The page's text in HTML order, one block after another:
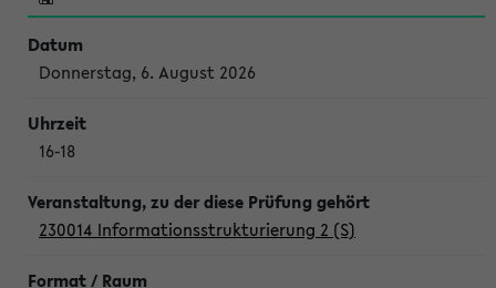
Donnerstag, 6. August 2026
16-18
230014 Informationsstrukturierung 2 (S)